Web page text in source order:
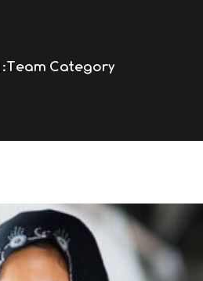
Team Category: